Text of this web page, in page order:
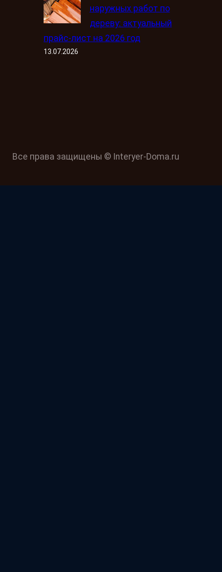
наружных работ по
дереву: актуальный
прайс-лист на 2026 год
13.07.2026
Все права защищены © Interyer-Doma.ru